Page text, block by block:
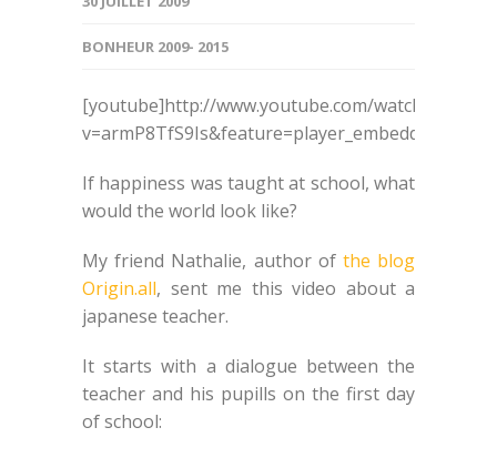
BONHEUR 2009- 2015
[youtube]http://www.youtube.com/watch?
v=armP8TfS9Is&feature=player_embedded[/
If happiness was taught at school, what
would the world look like?
My friend Nathalie, author of the blog
Origin.all, sent me this video about a
japanese teacher.
It starts with a dialogue between the
teacher and his pupills on the first day
of school: